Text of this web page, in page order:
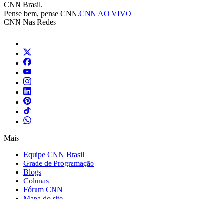
CNN Brasil.
Pense bem, pense CNN.CNN AO VIVO
CNN Nas Redes
Mais
Equipe CNN Brasil
Grade de Programação
Blogs
Colunas
Fórum CNN